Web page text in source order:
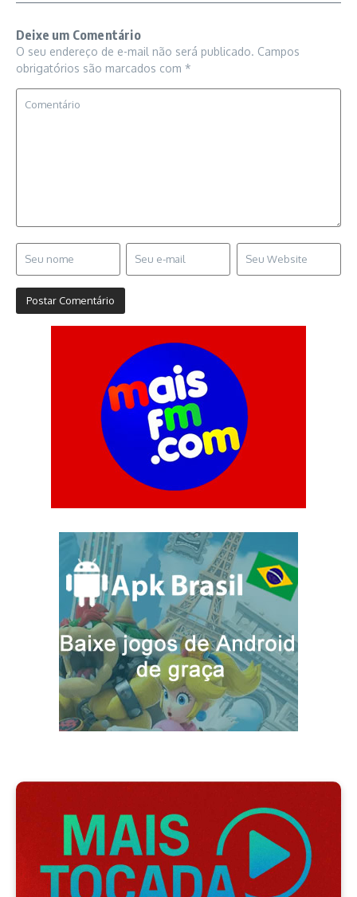
Deixe um Comentário
O seu endereço de e-mail não será publicado. Campos
obrigatórios são marcados com *